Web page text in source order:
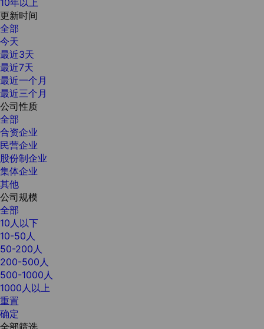
更新时间
全部
今天
最近3天
最近7天
最近一个月
最近三个月
公司性质
全部
合资企业
民营企业
股份制企业
集体企业
其他
公司规模
全部
10人以下
10-50人
50-200人
200-500人
500-1000人
1000人以上
重置
确定
全部筛选